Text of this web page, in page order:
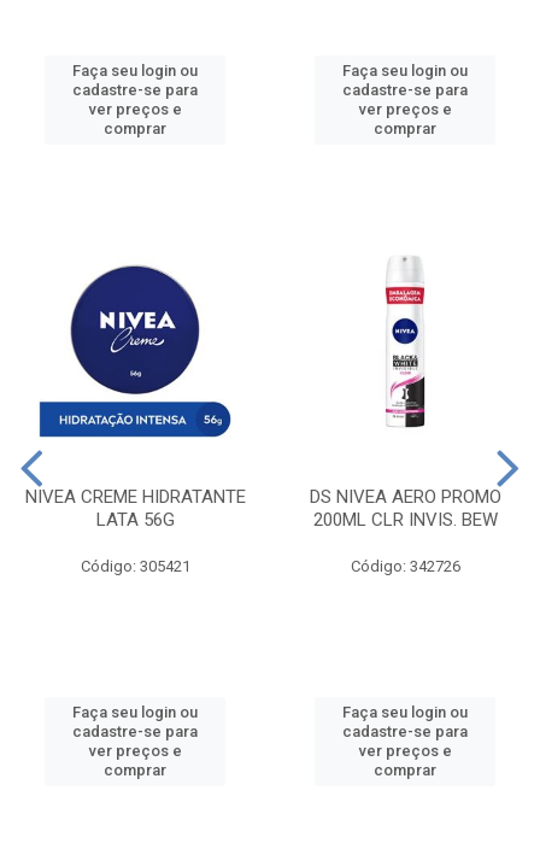
Faça seu login ou
cadastre-se para
ver preços e
comprar
Faça seu login ou
cadastre-se para
ver preços e
comprar
NIVEA CREME HIDRATANTE
LATA 56G
Código: 305421
Faça seu login ou
cadastre-se para
ver preços e
comprar
DS NIVEA AERO PROMO
200ML CLR INVIS. BEW
Código: 342726
Faça seu login ou
cadastre-se para
ver preços e
comprar